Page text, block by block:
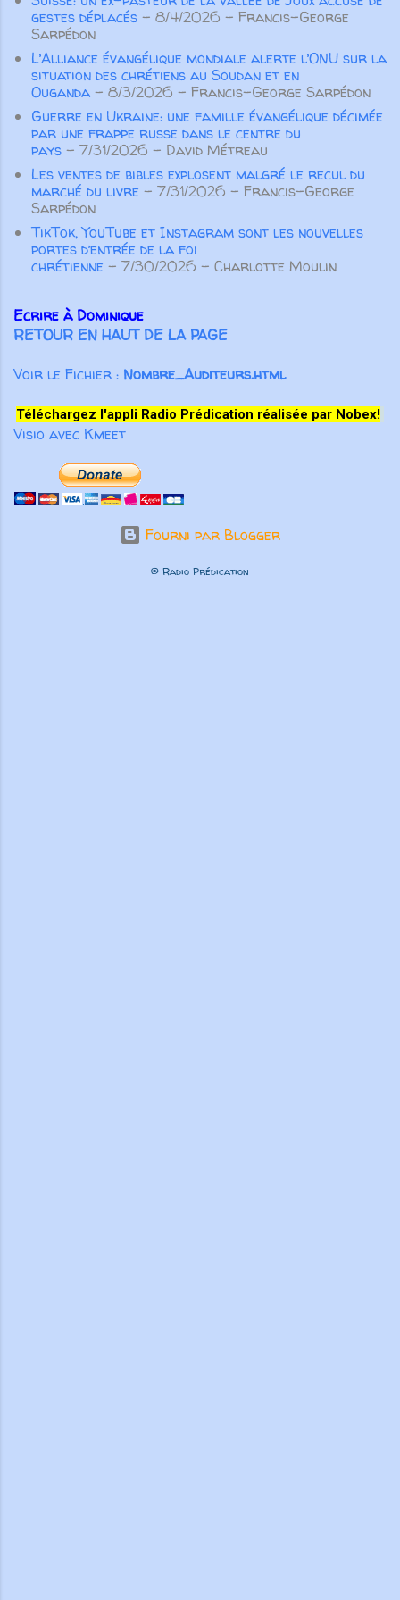
15-16 ). Pour Paul l’important n’est
pas tant d’éviter de parler de
manière inconsidérée ou vaine, ou
de colporter des médisances ou
des mensonges, mais surtout de
prononcer des paroles qui
participeront à la croissance
spirituelle des autres croyants. Pas
seulement des paroles aimables qui
“font du bien au corps”, m...
gestes déplacés - 8/4/2026 - Francis-George
Sarpédon
L’Alliance évangélique mondiale alerte l’ONU sur la
situation des chrétiens au Soudan et en
Ouganda - 8/3/2026 - Francis-George Sarpédon
Guerre en Ukraine: une famille évangélique décimée
par une frappe russe dans le centre du
pays - 7/31/2026 - David Métreau
Les ventes de bibles explosent malgré le recul du
marché du livre - 7/31/2026 - Francis-George
Sarpédon
TikTok, YouTube et Instagram sont les nouvelles
portes d’entrée de la foi
chrétienne - 7/30/2026 - Charlotte Moulin
Ecrire à Dominique
RETOUR EN HAUT DE LA PAGE
Voir le Fichier : Nombre_Auditeurs.html
Téléchargez l'appli Radio Prédication réalisée par Nobex!
Visio avec Kmeet
Fourni par Blogger
© Radio Prédication